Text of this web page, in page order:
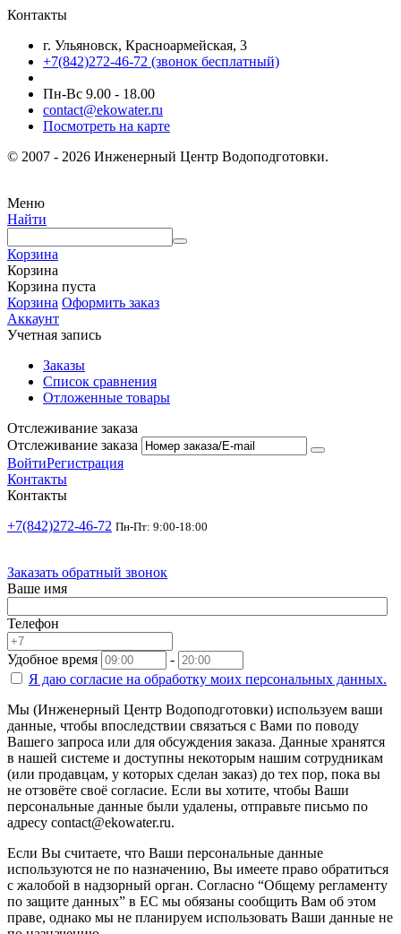
Контакты
г. Ульяновск, Красноармейская, 3
+7(842)272-46-72 (звонок бесплатный)
Пн-Вс 9.00 - 18.00
contact@ekowater.ru
Посмотреть на карте
© 2007 - 2026 Инженерный Центр Водоподготовки.
Меню
Найти
Корзина
Корзина
Корзина пуста
Корзина Оформить заказ
Аккаунт
Учетная запись
Заказы
Список сравнения
Отложенные товары
Отслеживание заказа
Отслеживание заказа
ВойтиРегистрация
Контакты
Контакты
+7(842)272-46-72 Пн-Пт: 9:00-18:00
Заказать обратный звонок
Ваше имя
Телефон
Удобное время
-
Я даю согласие на обработку моих персональных данных.
Мы (Инженерный Центр Водоподготовки) используем ваши
данные, чтобы впоследствии связаться с Вами по поводу
Вашего запроса или для обсуждения заказа. Данные хранятся
в нашей системе и доступны некоторым нашим сотрудникам
(или продавцам, у которых сделан заказ) до тех пор, пока вы
не отзовёте своё согласие. Если вы хотите, чтобы Ваши
персональные данные были удалены, отправьте письмо по
адресу contact@ekowater.ru.
Если Вы считаете, что Ваши персональные данные
используются не по назначению, Вы имеете право обратиться
с жалобой в надзорный орган. Согласно “Общему регламенту
по защите данных” в ЕС мы обязаны сообщить Вам об этом
праве, однако мы не планируем использовать Ваши данные не